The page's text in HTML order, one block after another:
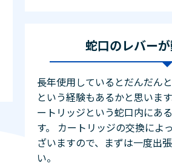
蛇口のレバー
長年使用しているとだんだん
という経験もあるかと思いま
ートリッジという蛇口内にあ
す。 カートリッジの交換によ
ざいますので、まずは一度出
い。